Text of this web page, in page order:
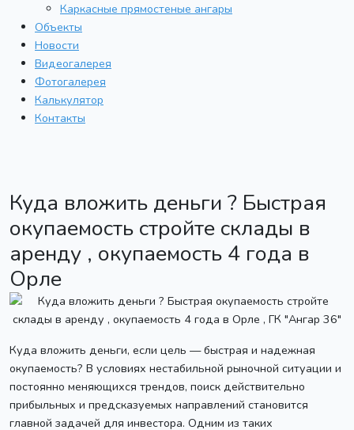
Каркасные прямостеные ангары
Объекты
Новости
Видеогалерея
Фотогалерея
Калькулятор
Контакты
Куда вложить деньги ? Быстрая
окупаемость стройте склады в
аренду , окупаемость 4 года в
Орле
Куда вложить деньги, если цель — быстрая и надежная
окупаемость? В условиях нестабильной рыночной ситуации и
постоянно меняющихся трендов, поиск действительно
прибыльных и предсказуемых направлений становится
главной задачей для инвестора. Одним из таких